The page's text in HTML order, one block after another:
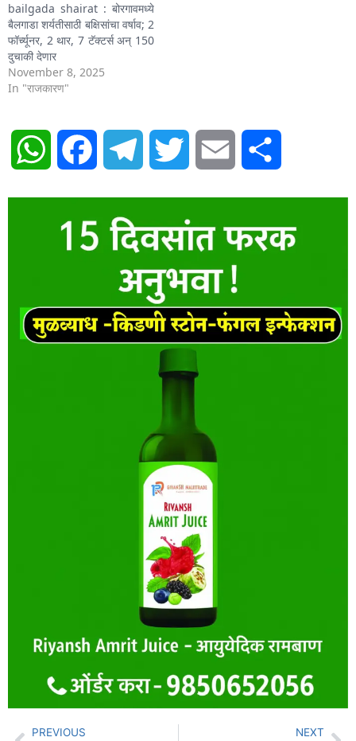
bailgada shairat : बोरगावमध्ये
बैलगाडा शर्यतीसाठी बक्षिसांचा वर्षाव; 2
फॉर्च्यूनर, 2 थार, 7 टॅक्टर्स अन् 150
दुचाकी देणार
November 8, 2025
In "राजकारण"
WhatsAppFacebook Telegram Twitter Email
PREVIOUS NEXT